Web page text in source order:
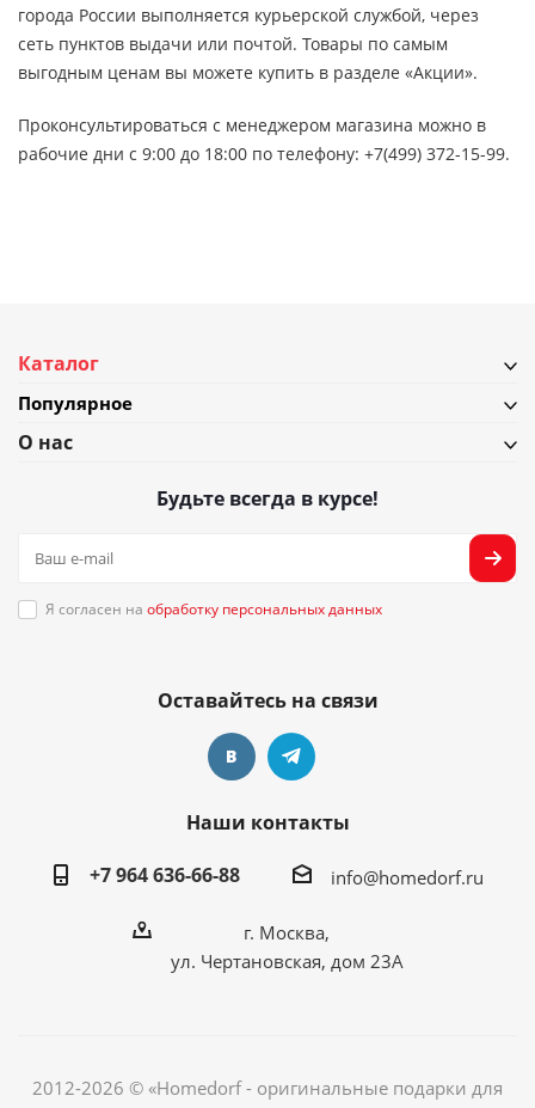
города России выполняется курьерской службой, через
сеть пунктов выдачи или почтой. Товары по самым
выгодным ценам вы можете купить в разделе «Акции».
Проконсультироваться с менеджером магазина можно в
рабочие дни с 9:00 до 18:00 по телефону: +7(499) 372-15-99.
Каталог
Популярное
О нас
Будьте всегда в курсе!
Я согласен на обработку персональных данных
Оставайтесь на связи
Наши контакты
+7 964 636-66-88
info@homedorf.ru
г. Москва,
ул. Чертановская, дом 23А
2012-2026 © «Homedorf - оригинальные подарки для